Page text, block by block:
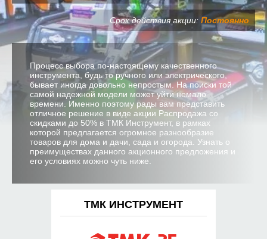
Срок действия акции: Постоянно
Процесс выбора по-настоящему качественного
инструмента, будь то ручного или электрического,
бывает иногда довольно непростым. На поиски той
самой надежной модели может уйти немало
времени. Именно поэтому рады вам представить
отличное решение в виде акции Распродажа со
скидками до 50% в ТМК Инструмент, в рамках
которой предлагается огромное разнообразие
товаров для дома и дачи, сада и огорода. Узнать о
преимуществах данного акционного предложения и
его условиях можно чуть ниже.
ТМК ИНСТРУМЕНТ